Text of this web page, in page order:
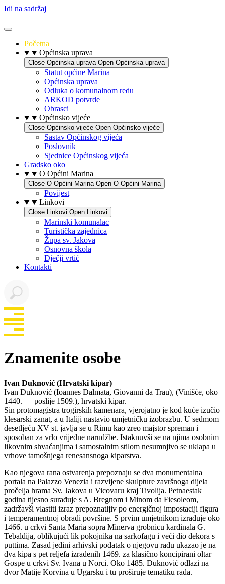
Idi na sadržaj
Početna
Općinska uprava
Close Općinska uprava Open Općinska uprava
Statut općine Marina
Općinska uprava
Odluka o komunalnom redu
ARKOD potvrde
Obrasci
Općinsko vijeće
Close Općinsko vijeće Open Općinsko vijeće
Sastav Općinskog vijeća
Poslovnik
Sjednice Općinskog vijeća
Gradsko oko
O Općini Marina
Close O Općini Marina Open O Općini Marina
Povijest
Linkovi
Close Linkovi Open Linkovi
Marinski komunalac
Turistička zajednica
Župa sv. Jakova
Osnovna škola
Dječji vrtić
Kontakti
Znamenite osobe
Ivan Duknović (Hrvatski kipar)
Ivan Duknović (Ioannes Dalmata, Giovanni da Trau), (Vinišće, oko
1440. — poslije 1509.), hrvatski kipar.
Sin protomagistra trogirskih kamenara, vjerojatno je kod kuće izučio
klesarski zanat, a u Italiji nastavio umjetničku izobrazbu. U sedmom
desetljeću XV st. javlja se u Rimu kao zreo majstor spreman i
sposoban za vrlo vrijedne narudžbe. Istaknuvši se na njima osobnim
likovnim shvaćanjima i samostalnim stilom nesumnjivo se uklapa u
vrhove tamošnjega renesansnoga kiparstva.
Kao njegova rana ostvarenja prepoznaju se dva monumentalna
portala na Palazzo Venezia i razvijene skulpture završnoga dijela
pročelja hrama Sv. Jakova u Vicovaru kraj Tivolija. Petnaestak
godina tijesno surađuje s A. Bregnom i Minom da Fiesoleom,
zadržavši vlastiti izraz prepoznatljiv po energičnoj impostaciji figura
i temperamentnoj obradi površine. S prvim umjetnikom izrađuje oko
1466. u crkvi Santa Maria sopra Minerva grobnicu kardinala G.
Tebaldija, oblikujući lik pokojnika na sarkofagu i veći dio dekora s
puttima. Zasad jedini arhivski podatak o njegovu radu ukazao je na
dva kipa s pet reljefa izrađenih 1469. za klasično koncipirani oltar
Gospe u crkvi Sv. Ivana u Norci. Oko 1485. Duknović odlazi na
dvor Matije Korvina u Ugarsku i tu proširuje tematiku rada.